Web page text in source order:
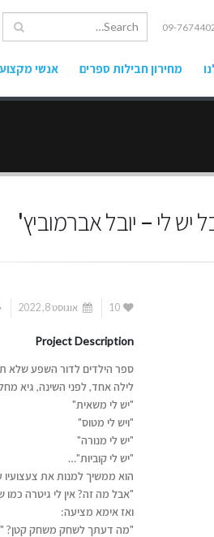
09-
מחירון חבילות ספרים אנשי מקצוע
יש לי – יובל אברמוביץ'
10 אוגוסט 8, 2022
Project Description
ספר הילדים לדור השפע שלא
לילה אחד, לפני השינה, גיא
"יש לי משאית"
"ויש לי מטוס"
"יש לי מנורה"
"יש לי קוביות"…
הוא ממשיך למנות את
"אבל מה זה? אין לי גיטרה כמו
ואז אימא מציעה:
"מה דעתך לשחק משחק קטן?